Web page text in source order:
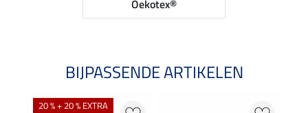
Oekotex®
BIJPASSENDE ARTIKELEN
20 % + 20 % EXTRA